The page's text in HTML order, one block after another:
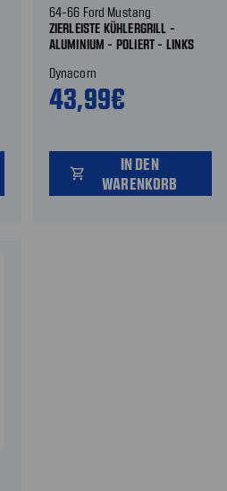
64-66 Ford Mustang
ZIERLEISTE KÜHLERGRILL -
ALUMINIUM - POLIERT - LINKS
Dynacorn
43,99€
shopping_cart
IN DEN
WARENKORB